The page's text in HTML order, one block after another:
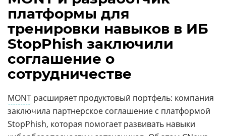
платформы для
тренировки навыков в ИБ
StopPhish заключили
соглашение о
сотрудничестве
MONT расширяет продуктовый портфель: компания
заключила партнерское соглашение с платформой
StopPhish, которая помогает развивать навыки